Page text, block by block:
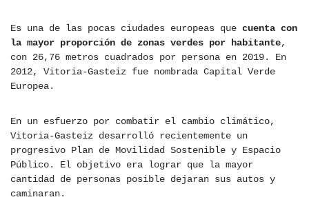
Es una de las pocas ciudades europeas que cuenta con
la mayor proporción de zonas verdes por habitante,
con 26,76 metros cuadrados por persona en 2019. En
2012, Vitoria-Gasteiz fue nombrada Capital Verde
Europea.
En un esfuerzo por combatir el cambio climático,
Vitoria-Gasteiz desarrolló recientemente un
progresivo Plan de Movilidad Sostenible y Espacio
Público. El objetivo era lograr que la mayor
cantidad de personas posible dejaran sus autos y
caminaran.